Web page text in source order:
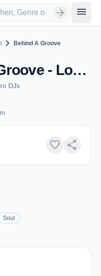
arrow_forward menu
chevron_right Behind A Groove
Behind A Groove - London
DJs
favorite share
Soul